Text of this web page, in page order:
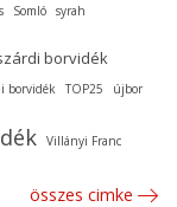
Somló syrah
borvidék
borvidék TOP25 újbor
Villányi Franc
összes cimke